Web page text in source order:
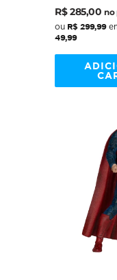
Theatrical -
Scale -
Preço
normal
Preço
R$ 285,00no
ou R$ 299,99
49,99